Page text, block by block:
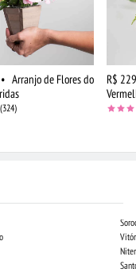
• Arranjo de Flores do
(324)
R$